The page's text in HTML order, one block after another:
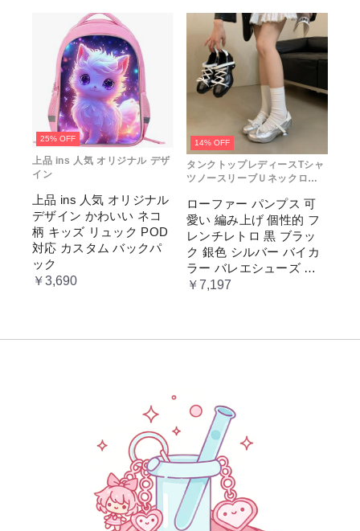
推し色 肩掛け レディー
25% OFF
上品 ins 人気 オリジナル デザ
イン
上品 ins 人気 オリジナル
デザイン かわいい ネコ
柄 キッズ リュック POD
対応 カスタム バックパ
ック
￥3,690
14% OFF
タンクトップレディースTシャ
ツノースリーブＵネックロゴ
ローファー パンプス 可
愛い 編み上げ 個性的 フ
レンチレトロ 黒 ブラッ
ク 銀色 シルバー バイカ
ラー バレエシューズ 変
形ヒール 3.5cm ガーリー
￥7,197